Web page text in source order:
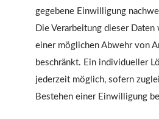
gegebene Einwilligung
Die Verarbeitung dieser
einer möglichen Abwehr von
beschränkt. Ein individueller
jederzeit möglich, sofern
Bestehen einer Einwilligung